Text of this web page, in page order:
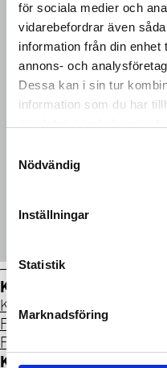
för sociala medier och
vidarebefordrar även
information från din
annons- och
Dessa kan i sin tur
information som du har
Nödvändig
Inställningar
Statistik
Marknadsföring
Nils Larssons
Porfyrgatan 4
254 68 HELSINGBORG
042-133520
www.nils-larssons.se
VARUMÄRKEN
Honda
TJÄNSTER
Övriga tillbehör
Köpa och äga
Köpa och äga
Fordonstyper snöskotrar
Fordonstyper fyrhjulingar
Köra terrängfordon